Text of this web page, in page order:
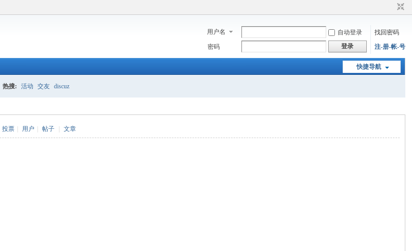
用户名 自动登录
找回密码
密码
登录 注-册-帐-号
快捷导航
热搜: 活动 交友 discuz
投票 用户 帖子 文章